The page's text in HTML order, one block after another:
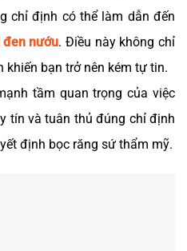
chỉ định có thể làm dẫn đến
đen nướu. Điều này không chỉ
khiến bạn trở nên kém tự tin.
tầm quan trọng của việc
tín và tuân thủ đúng chỉ định
định bọc răng sứ thẩm mỹ.